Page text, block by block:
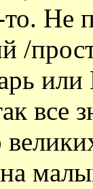
Не
/
все